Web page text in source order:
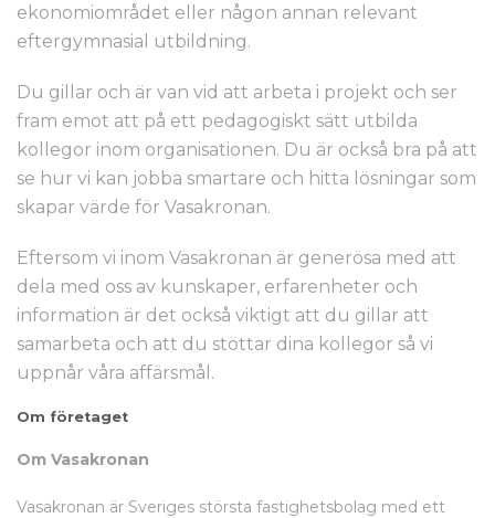
ekonomiområdet eller någon annan relevant
eftergymnasial utbildning.
Du gillar och är van vid att arbeta i projekt och ser
fram emot att på ett pedagogiskt sätt utbilda
kollegor inom organisationen. Du är också bra på att
se hur vi kan jobba smartare och hitta lösningar som
skapar värde för Vasakronan.
Eftersom vi inom Vasakronan är generösa med att
dela med oss av kunskaper, erfarenheter och
information är det också viktigt att du gillar att
samarbeta och att du stöttar dina kollegor så vi
uppnår våra affärsmål.
Om företaget
Om Vasakronan
Vasakronan är Sveriges största fastighetsbolag med ett